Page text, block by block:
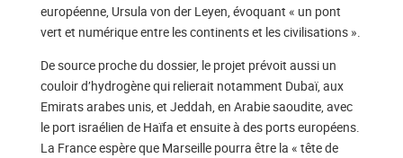
européenne, Ursula von der Leyen, évoquant « un pont
vert et numérique entre les continents et les civilisations ».
De source proche du dossier, le projet prévoit aussi un
couloir d’hydrogène qui relierait notamment Dubaï, aux
Emirats arabes unis, et Jeddah, en Arabie saoudite, avec
le port israélien de Haïfa et ensuite à des ports européens.
La France espère que Marseille pourra être la « tête de